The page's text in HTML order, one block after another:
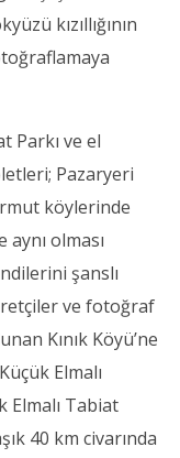
kızıllığının
Parkı ve el
Pazaryeri
köylerinde
olması
şanslı
ve fotoğraf
Kınık Köyü’ne
Elmalı
Elmalı Tabiat
40 km civarında